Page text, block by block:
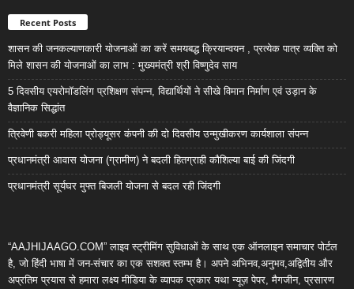
Recent Posts
शासन की जनकल्याणकारी योजनाओं का करें समयबद्ध क्रियान्वयन , प्रत्येक पात्र व्यक्ति को
मिले शासन की योजनाओं का लाभ : मुख्यमंत्री श्री विष्णुदेव साय
5 दिवसीय एयरोमॉडलिंग प्रशिक्षण संपन्न, विद्यार्थियों ने सीखे विमान निर्माण एवं उड़ान के
वैज्ञानिक सिद्धांत
त्रिवेणी बकरी महिला प्रोड्यूसर कंपनी की दो दिवसीय उन्मुखीकरण कार्यशाला संपन्न
प्रधानमंत्री आवास योजना (ग्रामीण) ने बदली हितग्राही कौशिल्या बाई की जिंदगी
प्रधानमंत्री सूर्यघर मुफ्त बिजली योजना से बदल रही जिंदगी
“AAJHIJAAGO.COM” लाइव स्ट्रीमिंग सुविधाओं के साथ एक ऑनलाइन समाचार पोर्टल
है, जो हिंदी भाषा में जन-संचार का एक सशक्त स्तम्भ है। अपने अभिनव,अनुभव,अद्वितीय और
अप्रतिम प्रयास से हमारा लक्ष्य मीडिया के व्यापक प्रकार यथा न्यूज़ पेपर, मैगजीन, प्रसारण